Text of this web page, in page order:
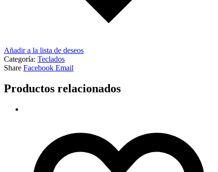
Añadir a la lista de deseos
Categoría: Teclados
Share Facebook Email
Productos relacionados